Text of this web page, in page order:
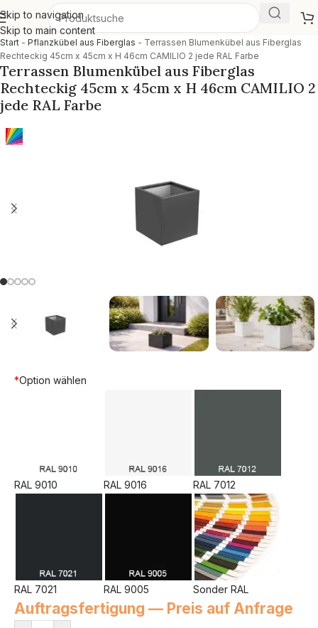
Skip to navigation
Skip to main content
Start - Pflanzkübel aus Fiberglas - Terrassen Blumenkübel aus Fiberglas
Rechteckig 45cm x 45cm x H 46cm CAMILIO 2 jede RAL Farbe
Terrassen Blumenkübel aus Fiberglas
Rechteckig 45cm x 45cm x H 46cm CAMILIO 2
jede RAL Farbe
*Option wählen
RAL 9010 RAL 9016 RAL 7012
RAL 7021 RAL 9005 Sonder RAL
Auftragsfertigung — Preis auf Anfrage